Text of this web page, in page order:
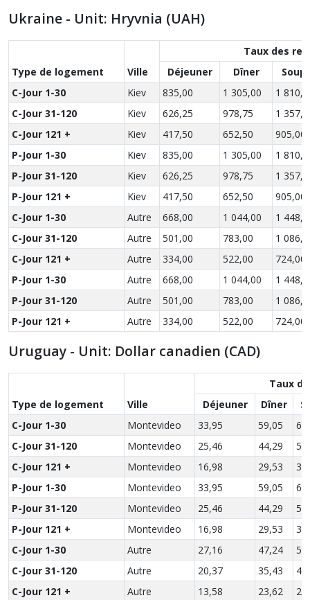
Ukraine - Unit: Hryvnia (UAH)
Type de logement Ville
Taux des
Déjeuner
Dîner
C-Jour 1-30
Kiev 835,00 1 305,00
1
C-Jour 31-120
Kiev 626,25 978,75
1
C-Jour 121 +
Kiev 417,50 652,50
905,00
P-Jour 1-30
Kiev 835,00 1 305,00
1
P-Jour 31-120
Kiev 626,25 978,75
1
P-Jour 121 +
Kiev 417,50 652,50
905,00
C-Jour 1-30
Autre 668,00 1 044,00
1
C-Jour 31-120
Autre 501,00 783,00
1
C-Jour 121 +
Autre 334,00 522,00
724,00
P-Jour 1-30
Autre 668,00 1 044,00
1
P-Jour 31-120
Autre 501,00 783,00
1
P-Jour 121 +
Autre 334,00 522,00 724,00
Uruguay - Unit: Dollar canadien (CAD)
Type de logement Ville
Taux
Déjeuner
Dîner
C-Jour 1-30
Montevideo 33,95 59,05
C-Jour 31-120
Montevideo 25,46 44,29
C-Jour 121 +
Montevideo 16,98 29,53
P-Jour 1-30
Montevideo 33,95 59,05
P-Jour 31-120
Montevideo 25,46 44,29
P-Jour 121 +
Montevideo 16,98 29,53
C-Jour 1-30
Autre 27,16 47,24
C-Jour 31-120
Autre 20,37 35,43
C-Jour 121 +
Autre 13,58 23,62